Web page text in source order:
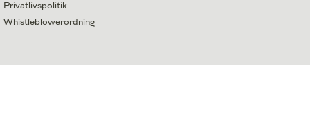
Privatlivspolitik
Whistleblowerordning